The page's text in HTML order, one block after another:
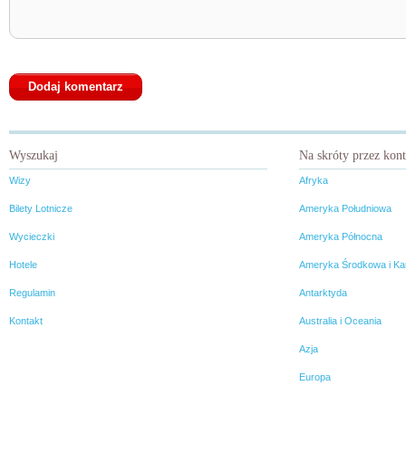
Wyszukaj
Wizy
Bilety Lotnicze
Wycieczki
Hotele
Regulamin
Kontakt
Na skróty przez
Afryka
Ameryka Południowa
Ameryka Północna
Ameryka Środkowa i
Antarktyda
Australia i Oceania
Azja
Europa